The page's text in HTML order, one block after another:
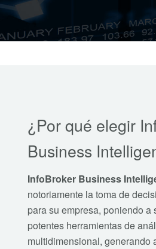
¿Por qué elegir
Business
InfoBroker Business
notoriamente la toma de
para su empresa, poniendo a
potentes herramientas de
multidimensional, generando